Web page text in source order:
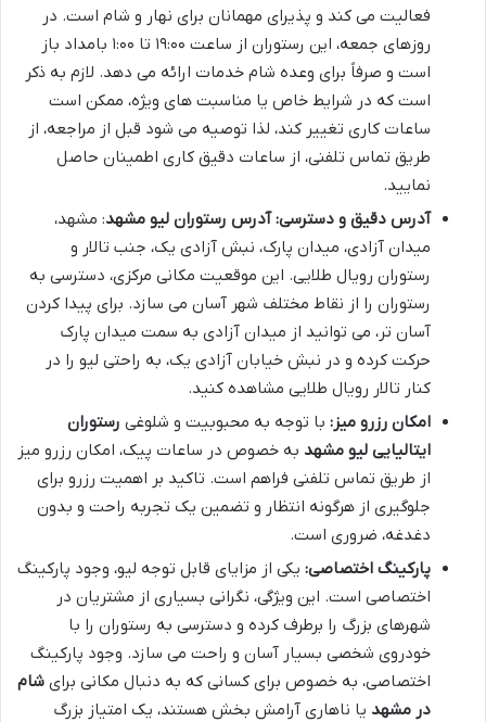
فعالیت می کند و پذیرای مهمانان برای نهار و شام است. در
روزهای جمعه، این رستوران از ساعت ۱۹:۰۰ تا ۱:۰۰ بامداد باز
است و صرفاً برای وعده شام خدمات ارائه می دهد. لازم به ذکر
است که در شرایط خاص یا مناسبت های ویژه، ممکن است
ساعات کاری تغییر کند، لذا توصیه می شود قبل از مراجعه، از
طریق تماس تلفنی، از ساعات دقیق کاری اطمینان حاصل
نمایید.
آدرس دقیق و دسترسی: آدرس رستوران لیو مشهد: مشهد،
میدان آزادی، میدان پارک، نبش آزادی یک، جنب تالار و
رستوران رویال طلایی. این موقعیت مکانی مرکزی، دسترسی به
رستوران را از نقاط مختلف شهر آسان می سازد. برای پیدا کردن
آسان تر، می توانید از میدان آزادی به سمت میدان پارک
حرکت کرده و در نبش خیابان آزادی یک، به راحتی لیو را در
کنار تالار رویال طلایی مشاهده کنید.
امکان رزرو میز: با توجه به محبوبیت و شلوغی رستوران
ایتالیایی لیو مشهد به خصوص در ساعات پیک، امکان رزرو میز
از طریق تماس تلفنی فراهم است. تاکید بر اهمیت رزرو برای
جلوگیری از هرگونه انتظار و تضمین یک تجربه راحت و بدون
دغدغه، ضروری است.
پارکینگ اختصاصی: یکی از مزایای قابل توجه لیو، وجود پارکینگ
اختصاصی است. این ویژگی، نگرانی بسیاری از مشتریان در
شهرهای بزرگ را برطرف کرده و دسترسی به رستوران را با
خودروی شخصی بسیار آسان و راحت می سازد. وجود پارکینگ
اختصاصی، به خصوص برای کسانی که به دنبال مکانی برای شام
در مشهد یا ناهاری آرامش بخش هستند، یک امتیاز بزرگ